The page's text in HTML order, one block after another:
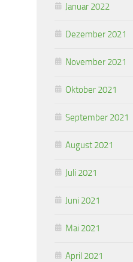
Januar 2022
Dezember 2021
November 2021
Oktober 2021
September 2021
August 2021
Juli 2021
Juni 2021
Mai 2021
April 2021